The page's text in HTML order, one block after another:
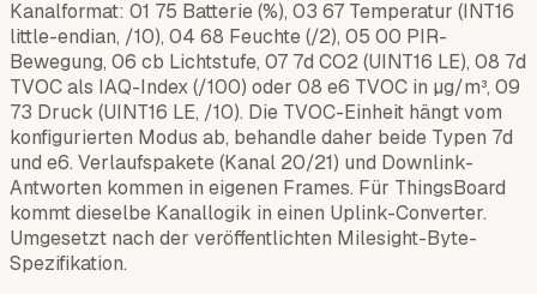
Kanalformat: 01 75 Batterie (%), 03 67 Temperatur (INT16
little-endian, /10), 04 68 Feuchte (/2), 05 00 PIR-
Bewegung, 06 cb Lichtstufe, 07 7d CO2 (UINT16 LE), 08 7d
TVOC als IAQ-Index (/100) oder 08 e6 TVOC in µg/m³, 09
73 Druck (UINT16 LE, /10). Die TVOC-Einheit hängt vom
konfigurierten Modus ab, behandle daher beide Typen 7d
und e6. Verlaufspakete (Kanal 20/21) und Downlink-
Antworten kommen in eigenen Frames. Für ThingsBoard
kommt dieselbe Kanallogik in einen Uplink-Converter.
Umgesetzt nach der veröffentlichten Milesight-Byte-
Spezifikation.